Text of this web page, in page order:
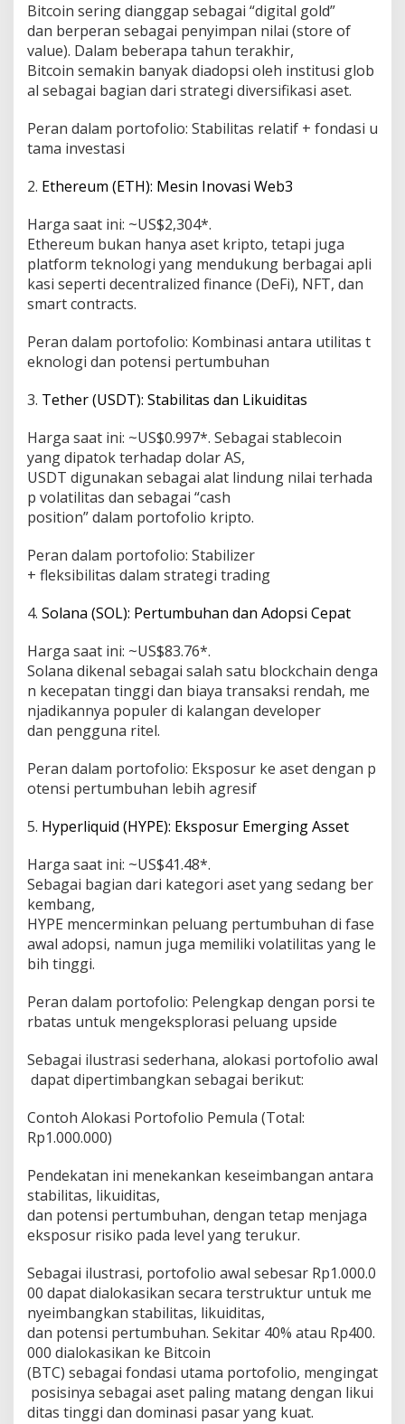
Bitcoin sering dianggap sebagai “digital gold”
dan berperan sebagai penyimpan nilai (store of
value). Dalam beberapa tahun terakhir,
Bitcoin semakin banyak diadopsi oleh institusi glob
al sebagai bagian dari strategi diversifikasi aset.
Peran dalam portofolio: Stabilitas relatif + fondasi u
tama investasi
2. Ethereum (ETH): Mesin Inovasi Web3
Harga saat ini: ~US$2,304*.
Ethereum bukan hanya aset kripto, tetapi juga
platform teknologi yang mendukung berbagai apli
kasi seperti decentralized finance (DeFi), NFT, dan
smart contracts.
Peran dalam portofolio: Kombinasi antara utilitas t
eknologi dan potensi pertumbuhan
3. Tether (USDT): Stabilitas dan Likuiditas
Harga saat ini: ~US$0.997*. Sebagai stablecoin
yang dipatok terhadap dolar AS,
USDT digunakan sebagai alat lindung nilai terhada
p volatilitas dan sebagai “cash
position” dalam portofolio kripto.
Peran dalam portofolio: Stabilizer
+ fleksibilitas dalam strategi trading
4. Solana (SOL): Pertumbuhan dan Adopsi Cepat
Harga saat ini: ~US$83.76*.
Solana dikenal sebagai salah satu blockchain denga
n kecepatan tinggi dan biaya transaksi rendah, me
njadikannya populer di kalangan developer
dan pengguna ritel.
Peran dalam portofolio: Eksposur ke aset dengan p
otensi pertumbuhan lebih agresif
5. Hyperliquid (HYPE): Eksposur Emerging Asset
Harga saat ini: ~US$41.48*.
Sebagai bagian dari kategori aset yang sedang ber
kembang,
HYPE mencerminkan peluang pertumbuhan di fase
awal adopsi, namun juga memiliki volatilitas yang le
bih tinggi.
Peran dalam portofolio: Pelengkap dengan porsi te
rbatas untuk mengeksplorasi peluang upside
Sebagai ilustrasi sederhana, alokasi portofolio awal
dapat dipertimbangkan sebagai berikut:
Contoh Alokasi Portofolio Pemula (Total:
Rp1.000.000)
Pendekatan ini menekankan keseimbangan antara
stabilitas, likuiditas,
dan potensi pertumbuhan, dengan tetap menjaga
eksposur risiko pada level yang terukur.
Sebagai ilustrasi, portofolio awal sebesar Rp1.000.0
00 dapat dialokasikan secara terstruktur untuk me
nyeimbangkan stabilitas, likuiditas,
dan potensi pertumbuhan. Sekitar 40% atau Rp400.
000 dialokasikan ke Bitcoin
(BTC) sebagai fondasi utama portofolio, mengingat
posisinya sebagai aset paling matang dengan likui
ditas tinggi dan dominasi pasar yang kuat.